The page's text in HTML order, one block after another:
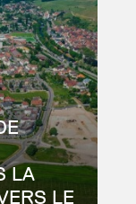
LA
LE